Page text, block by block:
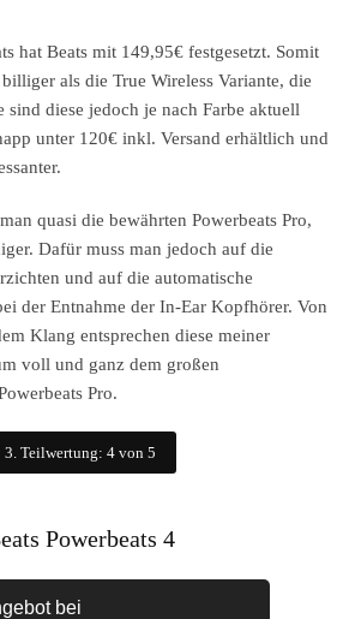
hat Beats mit 149,95€ festgesetzt. Somit
als die True Wireless Variante, die
sind diese jedoch je nach Farbe aktuell
unter 120€ inkl. Versand erhältlich und
quasi die bewährten Powerbeats Pro,
Dafür muss man jedoch auf die
und auf die automatische
der Entnahme der In-Ear Kopfhörer. Von
Klang entsprechen diese meiner
voll und ganz dem großen
Pro.
3. Teilwertung: 4 von 5
Powerbeats 4
bei